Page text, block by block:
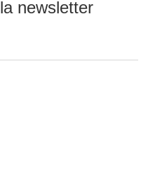
newsletter